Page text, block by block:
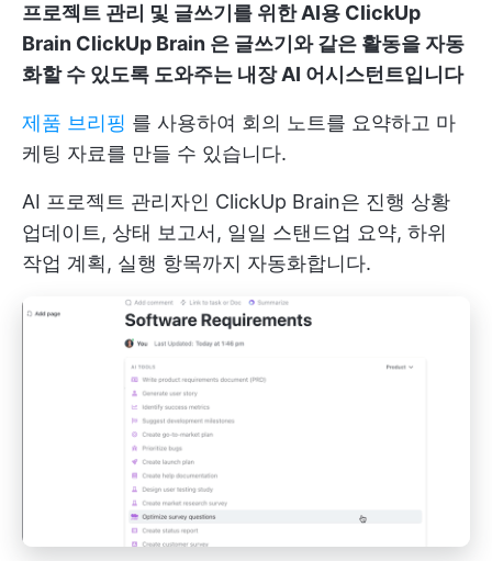
프로젝트 관리 및 글쓰기를 위한 AI용 ClickUp
Brain ClickUp Brain 은 글쓰기와 같은 활동을 자동
화할 수 있도록 도와주는 내장 AI 어시스턴트입니다
제품 브리핑 를 사용하여 회의 노트를 요약하고 마
케팅 자료를 만들 수 있습니다.
AI 프로젝트 관리자인 ClickUp Brain은 진행 상황
업데이트, 상태 보고서, 일일 스탠드업 요약, 하위
작업 계획, 실행 항목까지 자동화합니다.